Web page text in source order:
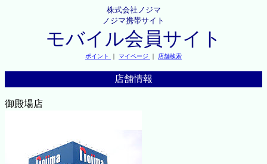
株式会社ノジマ
ノジマ携帯サイト
モバイル会員サイト
ポイント ｜ マイページ ｜ 店舗検索
店舗情報
御殿場店